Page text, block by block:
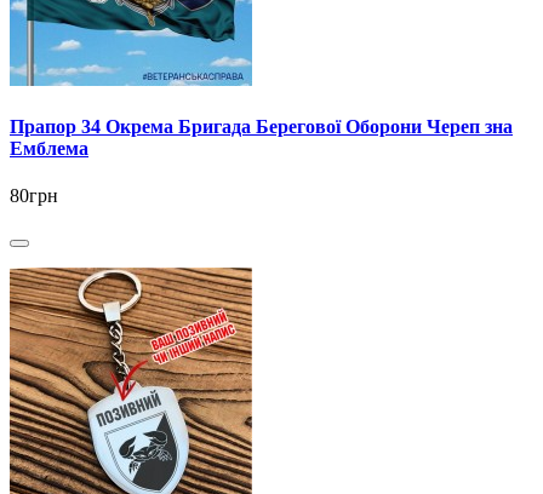
Прапор 34 Окрема Бригада Берегової Оборони Череп зна
Емблема
80грн